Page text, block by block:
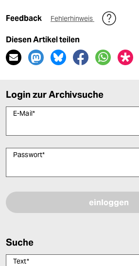
Feedback Fehlerhinweis
Diesen Artikel teilen
Login zur Archivsuche
E-Mail*
Passwort*
Suche
Text*